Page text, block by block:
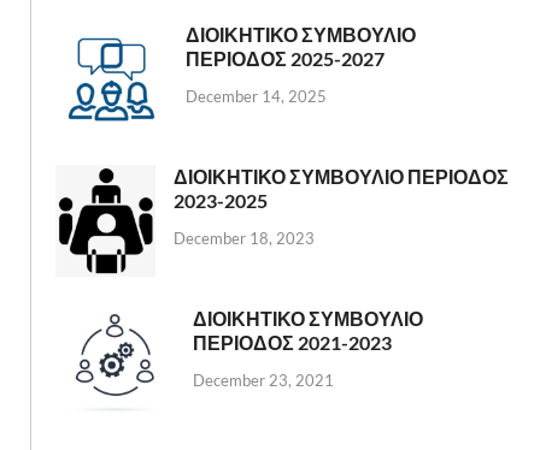
ΔΙΟΙΚΗΤΙΚΟ ΣΥΜΒΟΥΛΙΟ
ΠΕΡΙΟΔΟΣ 2025-2027
December 14, 2025
ΔΙΟΙΚΗΤΙΚΟ ΣΥΜΒΟΥΛΙΟ ΠΕΡΙΟΔΟΣ
2023-2025
December 18, 2023
ΔΙΟΙΚΗΤΙΚΟ ΣΥΜΒΟΥΛΙΟ
ΠΕΡΙΟΔΟΣ 2021-2023
December 23, 2021